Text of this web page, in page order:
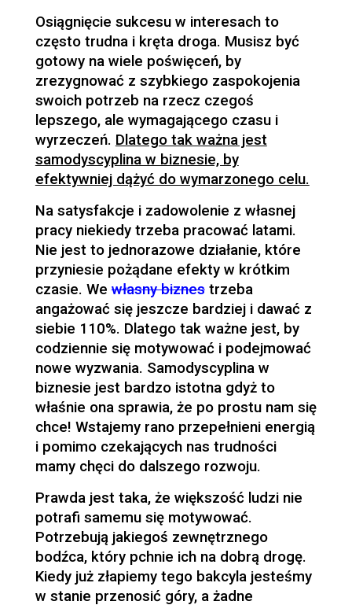
Osiągnięcie sukcesu w interesach to
często trudna i kręta droga. Musisz być
gotowy na wiele poświęceń, by
zrezygnować z szybkiego zaspokojenia
swoich potrzeb na rzecz czegoś
lepszego, ale wymagającego czasu i
wyrzeczeń. Dlatego tak ważna jest
samodyscyplina w biznesie, by
efektywniej dążyć do wymarzonego celu.
Na satysfakcje i zadowolenie z własnej
pracy niekiedy trzeba pracować latami.
Nie jest to jednorazowe działanie, które
przyniesie pożądane efekty w krótkim
czasie. Wewłasny biznestrzeba
angażować się jeszcze bardziej i dawać z
siebie 110%. Dlatego tak ważne jest, by
codziennie się motywować i podejmować
nowe wyzwania. Samodyscyplina w
biznesie jest bardzo istotna gdyż to
właśnie ona sprawia, że po prostu nam się
chce! Wstajemy rano przepełnieni energią
i pomimo czekających nas trudności
mamy chęci do dalszego rozwoju.
Prawda jest taka, że większość ludzi nie
potrafi samemu się motywować.
Potrzebują jakiegoś zewnętrznego
bodźca, który pchnie ich na dobrą drogę.
Kiedy już złapiemy tego bakcyla jesteśmy
w stanie przenosić góry, a żadne